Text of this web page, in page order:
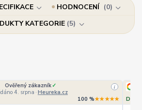
HODNOCENÍ
0
KATEGORIE 5
Ověřený zákazník✓
4. srpna · Heureka.cz
i
100 %★★★★★